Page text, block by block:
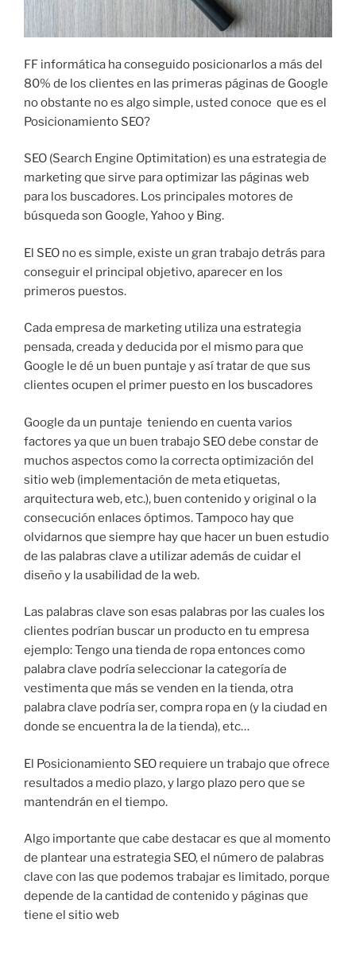
FF informática ha conseguido posicionarlos a más del
80% de los clientes en las primeras páginas de Google
no obstante no es algo simple, usted conoce que es el
Posicionamiento SEO?
SEO (Search Engine Optimitation) es una estrategia de
marketing que sirve para optimizar las páginas web
para los buscadores. Los principales motores de
búsqueda son Google, Yahoo y Bing.
El SEO no es simple, existe un gran trabajo detrás para
conseguir el principal objetivo, aparecer en los
primeros puestos.
Cada empresa de marketing utiliza una estrategia
pensada, creada y deducida por el mismo para que
Google le dé un buen puntaje y así tratar de que sus
clientes ocupen el primer puesto en los buscadores
Google da un puntaje teniendo en cuenta varios
factores ya que un buen trabajo SEO debe constar de
muchos aspectos como la correcta optimización del
sitio web (implementación de meta etiquetas,
arquitectura web, etc.), buen contenido y original o la
consecución enlaces óptimos. Tampoco hay que
olvidarnos que siempre hay que hacer un buen estudio
de las palabras clave a utilizar además de cuidar el
diseño y la usabilidad de la web.
Las palabras clave son esas palabras por las cuales los
clientes podrían buscar un producto en tu empresa
ejemplo: Tengo una tienda de ropa entonces como
palabra clave podría seleccionar la categoría de
vestimenta que más se venden en la tienda, otra
palabra clave podría ser, compra ropa en (y la ciudad en
donde se encuentra la de la tienda), etc…
El Posicionamiento SEO requiere un trabajo que ofrece
resultados a medio plazo, y largo plazo pero que se
mantendrán en el tiempo.
Algo importante que cabe destacar es que al momento
de plantear una estrategia SEO, el número de palabras
clave con las que podemos trabajar es limitado, porque
depende de la cantidad de contenido y páginas que
tiene el sitio web